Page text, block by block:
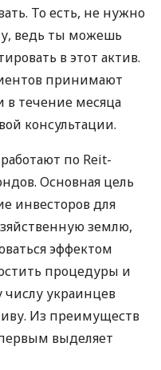
То есть, не нужно
ведь ты можешь
в этот актив.
принимают
в течение месяца
консультации.
по Reit-
Основная цель
инвесторов для
землю,
эффектом
процедуры и
украинцев
Из преимуществ
выделяет